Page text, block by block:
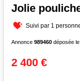
Jolie
Suivi par 1
Annonce 989460 déposée
2 400 €